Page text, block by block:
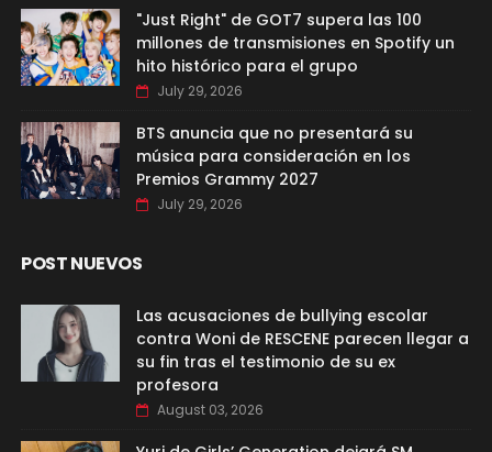
"Just Right" de GOT7 supera las 100
millones de transmisiones en Spotify un
hito histórico para el grupo
July 29, 2026
BTS anuncia que no presentará su
música para consideración en los
Premios Grammy 2027
July 29, 2026
POST NUEVOS
Las acusaciones de bullying escolar
contra Woni de RESCENE parecen llegar a
su fin tras el testimonio de su ex
profesora
August 03, 2026